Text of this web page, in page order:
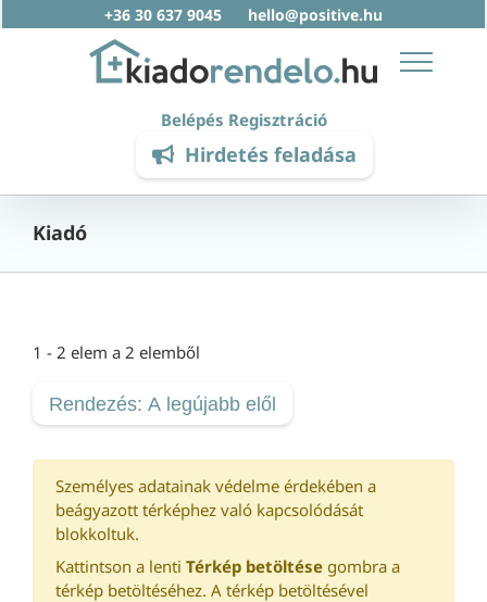
to
+36 30 637 9045 hello@positive.hu
Belépés Regisztráció
Hirdetés feladása
Kiadó
1 - 2 elem a 2 elemből
Rendezés: A legújabb elől
Személyes adatainak védelme érdekében a
beágyazott térképhez való kapcsolódását
blokkoltuk.
Kattintson a lenti Térkép betöltése gombra a
térkép betöltéséhez. A térkép betöltésével